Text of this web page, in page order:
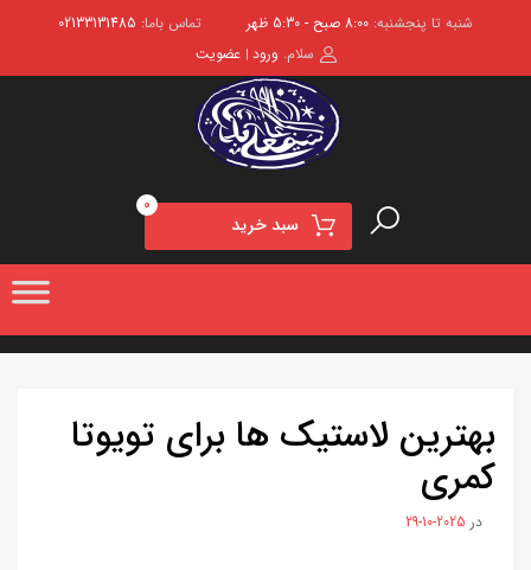
شنبه تا پنجشنبه:8:00 صبح - 5:30 ظهر تماس باما: 02133131485
سلام. ورود | عضویت
سبد خرید
0
بهترین لاستیک ها برای تویوتا
کمری
در 2025-10-29